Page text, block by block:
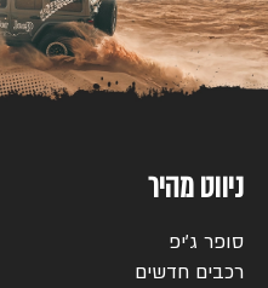
ניווט מהיר
סופר ג’יפ
רכבים חדשים